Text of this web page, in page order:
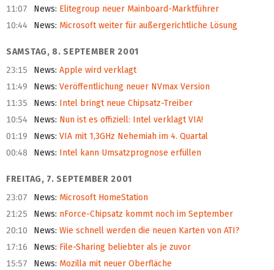
11:07
News: Elitegroup neuer Mainboard-Marktführer
10:44
News: Microsoft weiter für außergerichtliche Lösung
SAMSTAG, 8. SEPTEMBER 2001
23:15
News: Apple wird verklagt
11:49
News: Veröffentlichung neuer NVmax Version
11:35
News: Intel bringt neue Chipsatz-Treiber
10:54
News: Nun ist es offiziell: Intel verklagt VIA!
01:19
News: VIA mit 1,3GHz Nehemiah im 4. Quartal
00:48
News: Intel kann Umsatzprognose erfüllen
FREITAG, 7. SEPTEMBER 2001
23:07
News: Microsoft HomeStation
21:25
News: nForce-Chipsatz kommt noch im September
20:10
News: Wie schnell werden die neuen Karten von ATI?
17:16
News: File-Sharing beliebter als je zuvor
15:57
News: Mozilla mit neuer Oberfläche